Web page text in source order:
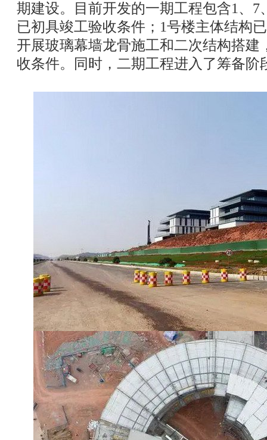
期建设。目前开发的一期工程包含1、7
已初具竣工验收条件；1号楼主体结构
开展玻璃幕墙龙骨施工和二次结构搭建
收条件。同时，二期工程进入了筹备阶